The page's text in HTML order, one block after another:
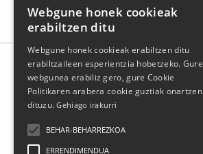
Webgune honek cookieak
erabiltzen ditu
Webgune honek cookieak erabiltzen ditu
erabiltzaileen esperientzia hobetzeko. Gure
webgunea erabiliz gero, gure Cookie
Politikaren arabera cookie guztiak onartzen
dituzu.Gehiago irakurri
BEHAR-BEHARREZKOA
ERRENDIMENDUA